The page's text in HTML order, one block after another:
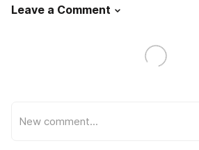
Leave a Comment